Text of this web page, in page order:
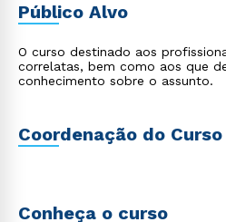
Público Alvo
O curso destinado aos
correlatas, bem como aos que
conhecimento sobre o assunto.
Coordenação do Curso
Conheça o curso